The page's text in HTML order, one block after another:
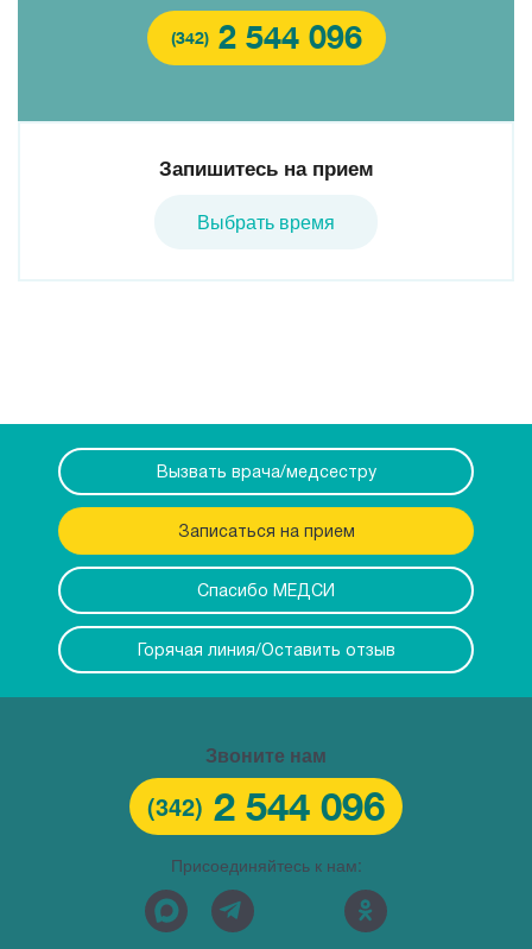
(342) 2 544 096
Запишитесь на прием
Выбрать время
Вызвать врача/медсестру
Записаться на прием
Спасибо МЕДСИ
Горячая линия/Оставить отзыв
Звоните нам
(342) 2 544 096
Присоединяйтесь к нам: